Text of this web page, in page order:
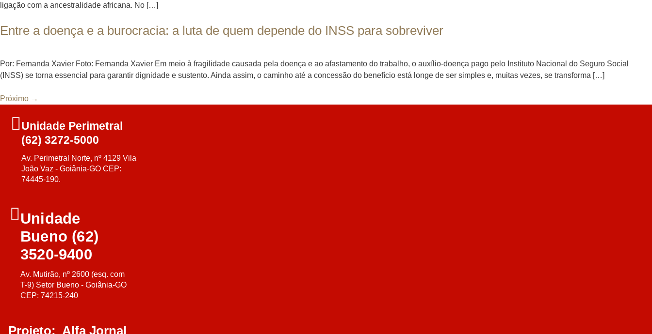
ligação com a ancestralidade africana. No […]
Entre a doença e a burocracia: a luta de quem depende do INSS para sobreviver
Por: Fernanda Xavier Foto: Fernanda Xavier Em meio à fragilidade causada pela doença e ao afastamento do trabalho, o auxílio-doença pago pelo Instituto Nacional do Seguro Social
(INSS) se torna essencial para garantir dignidade e sustento. Ainda assim, o caminho até a concessão do benefício está longe de ser simples e, muitas vezes, se transforma […]
Próximo →
Unidade Perimetral
(62) 3272-5000
Av. Perimetral Norte, nº 4129 Vila
João Vaz - Goiânia-GO CEP:
74445-190.
Unidade
Bueno (62)
3520-9400
Av. Mutirão, nº 2600 (esq. com
T-9) Setor Bueno - Goiânia-GO
CEP: 74215-240
Projeto: Alfa Jornal